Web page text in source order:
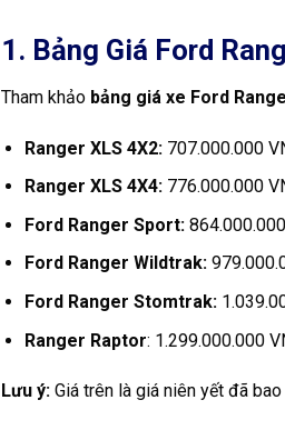
1. Bảng Giá Ford
Tham khảo bảng giá xe Ford
Ranger XLS 4X2:707.000.000
Ranger XLS 4X4: 776.000.000
Ford Ranger Sport:
Ford Ranger Wildtrak:
Ford Ranger Stomtrak:
Ranger Raptor: 1.299.000.000
Lưu ý: Giá trên là giá niên yết đã